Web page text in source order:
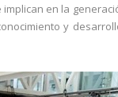
en la
y